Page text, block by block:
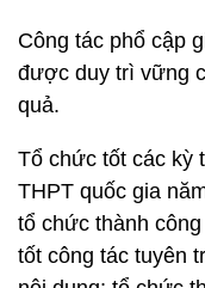
Công tác phổ cập
được duy trì vững
quả.
Tổ chức tốt các kỳ
THPT quốc gia
tổ chức thành
tốt công tác tuyên